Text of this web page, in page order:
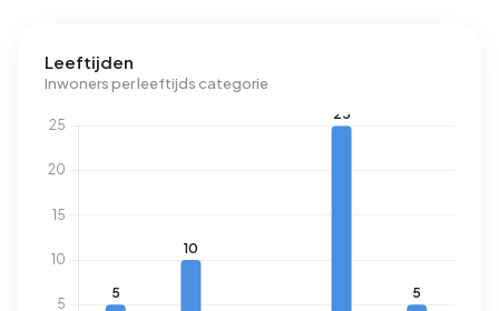
Leeftijden
Inwoners per leeftijds categorie